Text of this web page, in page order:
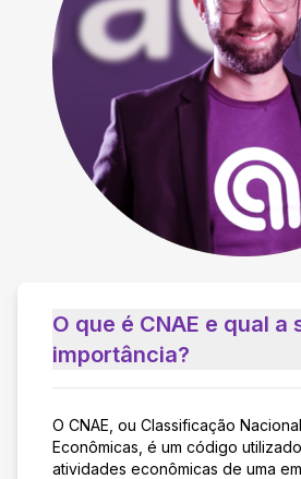
O que é CNAE e qual a
importância?
O CNAE, ou Classificação
Econômicas, é um código
atividades econômicas de uma